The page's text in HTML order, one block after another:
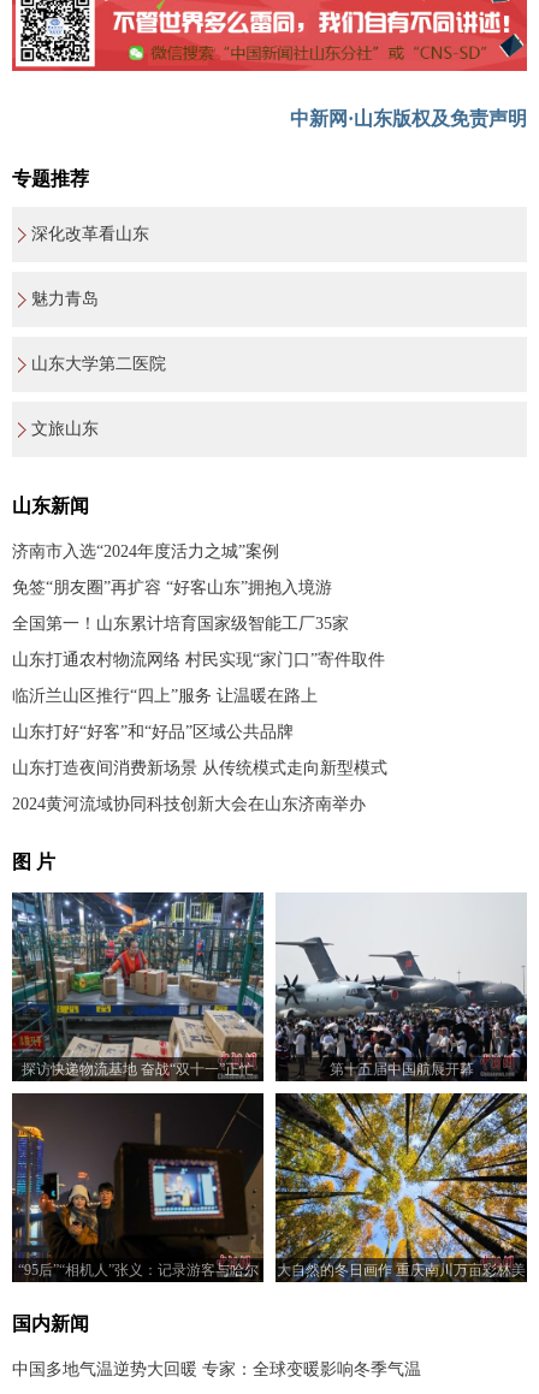
中新网·山东版权及免责声明
专题推荐
深化改革看山东
魅力青岛
山东大学第二医院
文旅山东
山东新闻
济南市入选“2024年度活力之城”案例
免签“朋友圈”再扩容 “好客山东”拥抱入境游
全国第一！山东累计培育国家级智能工厂35家
山东打通农村物流网络 村民实现“家门口”寄件取件
临沂兰山区推行“四上”服务 让温暖在路上
山东打好“好客”和“好品”区域公共品牌
山东打造夜间消费新场景 从传统模式走向新型模式
2024黄河流域协同科技创新大会在山东济南举办
图 片
探访快递物流基地 奋战“双十一”正忙 第十五届中国航展开幕
“95后”“相机人”张义：记录游客与哈尔
大自然的冬日画作 重庆南川万亩彩林美
国内新闻
中国多地气温逆势大回暖 专家：全球变暖影响冬季气温